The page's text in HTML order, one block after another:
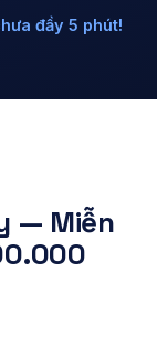
đầy 5 phút!
— Miễn